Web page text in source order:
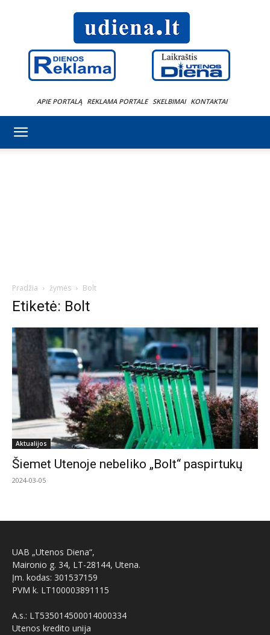
APIE PORTALĄ REKLAMA PORTALE SKELBIMAI KONTAKTAI
Pradžia žymės Bolt
Etiketė: Bolt
Aktualijos
Šiemet Utenoje nebeliko „Bolt“ paspirtukų
2024-03-05
UAB „Utenos Diena“,
Maironio g. 34, LT-28144, Utena.
Įm. kodas: 301537159
PVM k. LT100003891115
A.s.: LT535014500014000334
Utenos kredito unija